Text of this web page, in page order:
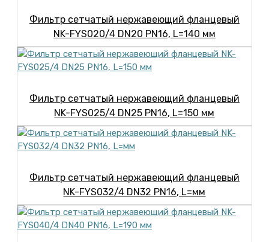
Фильтр сетчатый нержавеющий фланцевый
NK-FYS020/4 DN20 PN16, L=140 мм
Фильтр сетчатый нержавеющий фланцевый
NK-FYS025/4 DN25 PN16, L=150 мм
Фильтр сетчатый нержавеющий фланцевый
NK-FYS032/4 DN32 PN16, L=мм